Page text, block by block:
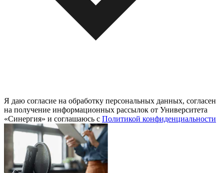
Я даю согласие на обработку персональных данных, согласен
на получение информационных рассылок от Университета
«Синергия» и соглашаюсь c Политикой конфиденциальности